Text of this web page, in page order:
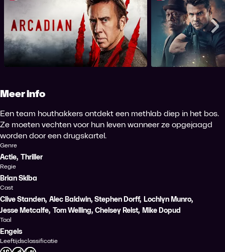
Arcadian
Meer info
Een team houthakkers ontdekt een methlab diep in het bos.
Ze moeten vechten voor hun leven wanneer ze opgejaagd
worden door een drugskartel.
Genre
Actie, Thriller
Regie
Brian Skiba
Cast
Clive Standen, Alec Baldwin, Stephen Dorff, Lochlyn Munro,
Jesse Metcalfe, Tom Welling, Chelsey Reist, Mike Dopud
Taal
Engels
Leeftijdsclassificatie